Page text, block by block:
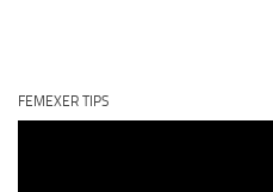
FEMEXER TIPS